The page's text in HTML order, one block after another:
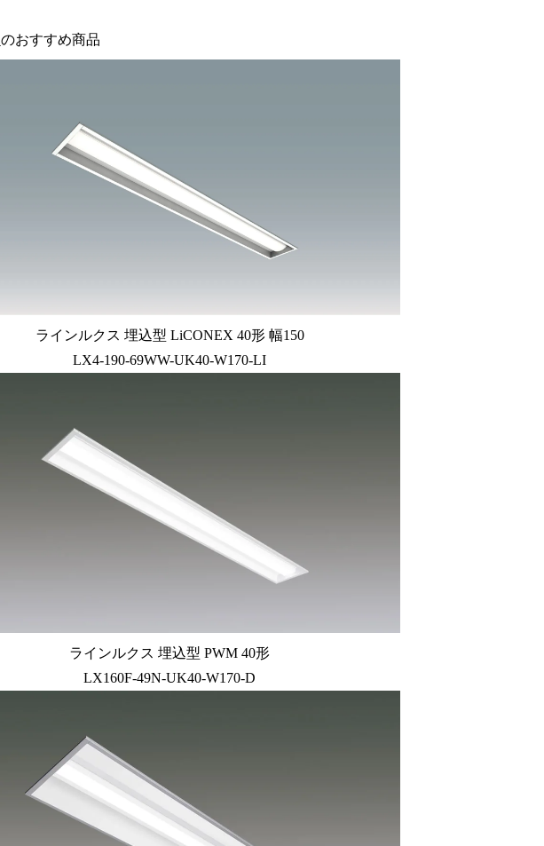
のおすすめ商品
ラインルクス 埋込型 LiCONEX 40形 幅150
LX4-190-69WW-UK40-W170-LI
ラインルクス 埋込型 PWM 40形
LX160F-49N-UK40-W170-D